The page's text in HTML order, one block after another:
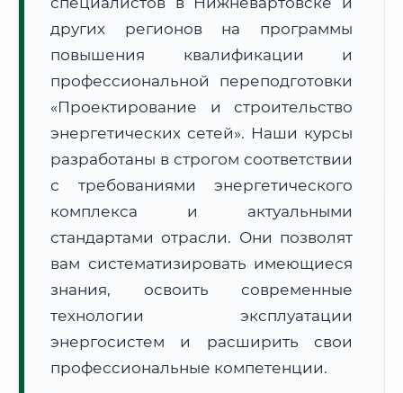
Расчет логистики оригиналов:
• Маршрут транзита:~755 км
• Экспресс-доставка СДЭК / Почтой:
📜 Документы и аккредитация
других регионов на программы
повышения квалификации и
профессиональной переподготовки
«Проектирование и строительство
энергетических сетей». Наши курсы
разработаны в строгом соответствии
с требованиями энергетического
комплекса и актуальными
стандартами отрасли. Они позволят
вам систематизировать имеющиеся
знания, освоить современные
технологии эксплуатации
энергосистем и расширить свои
профессиональные компетенции.